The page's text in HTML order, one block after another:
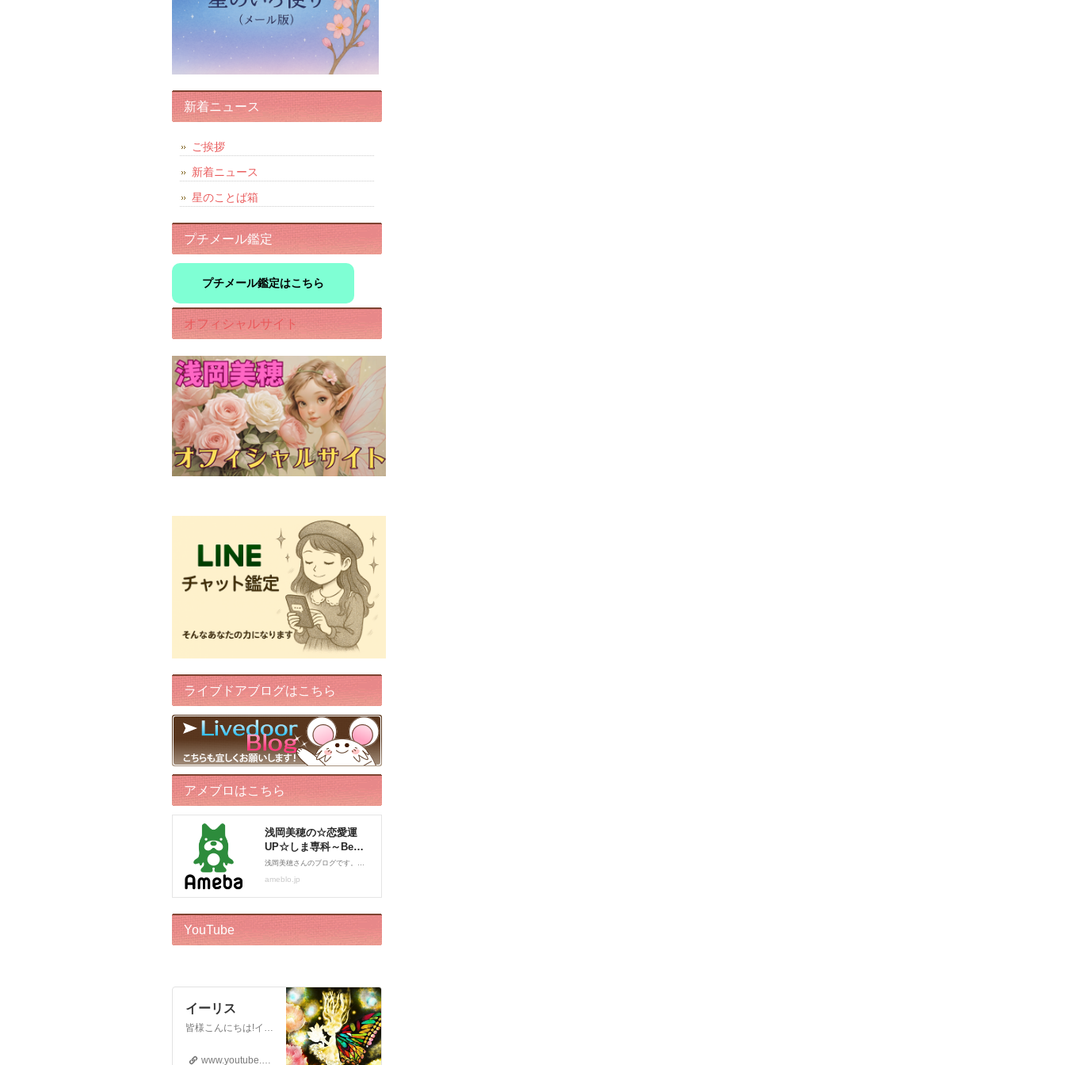
新着ニュース
ご挨拶
新着ニュース
星のことば箱
プチメール鑑定
プチメール鑑定はこちら
オフィシャルサイト
ライブドアブログはこちら
アメブロはこちら
YouTube
イーリス
皆様こんにちは!イーリスです! ドリーバーチュー博士公認 エンジェル・イントゥイティブ（AI）™です。 心理カウンセラー、カードセラピスト、アドバイザー、執筆をしております。 このチャンネルはボランティアでお届けしております。私自身がオラクルカードに救われた一人なので、 誰かのお役に立ちたいという気持ちからスタートいたしました! ※2018年12月22日から…
www.youtube.com